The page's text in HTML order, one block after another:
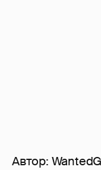
Автор: